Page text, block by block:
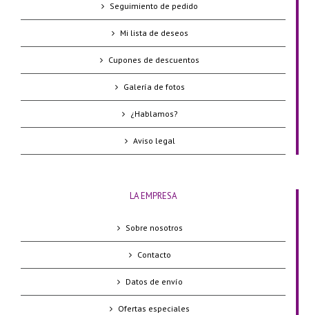
Seguimiento de pedido
Mi lista de deseos
Cupones de descuentos
Galería de fotos
¿Hablamos?
Aviso legal
LA EMPRESA
Sobre nosotros
Contacto
Datos de envío
Ofertas especiales